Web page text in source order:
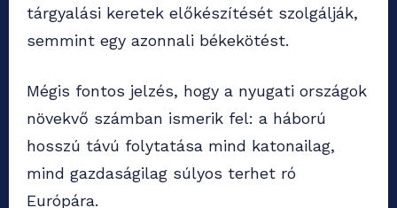
tárgyalási keretek előkészítését szolgálják,
semmint egy azonnali békekötést.
Mégis fontos jelzés, hogy a nyugati országok
növekvő számban ismerik fel: a háború
hosszú távú folytatása mind katonailag,
mind gazdaságilag súlyos terhet ró
Európára.